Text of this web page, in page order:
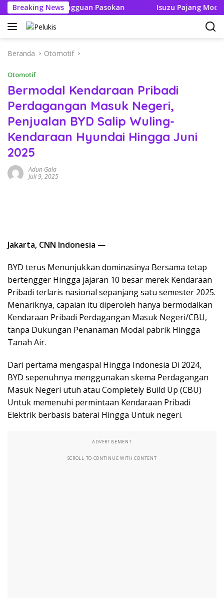
Langsung
ke
konten
Breaking News
Ada Gangguan Pasokan Isuzu Pajang Modifikasi D-
Beranda Otomotif
Otomotif
Bermodal Kendaraan Pribadi
Perdagangan Masuk Negeri,
Penjualan BYD Salip Wuling-
Kendaraan Hyundai Hingga Juni
2025
Adun Gala
Juli 9, 2025
Jakarta, CNN Indonesia —
BYD terus Menunjukkan dominasinya Bersama tetap
bertengger Hingga jajaran 10 besar merek Kendaraan
Pribadi terlaris nasional sepanjang satu semester 2025.
Menariknya, capaian itu diperoleh hanya bermodalkan
Kendaraan Pribadi Perdagangan Masuk Negeri/CBU,
tanpa Dukungan Penanaman Modal pabrik Hingga
Tanah Air.
Dari pertama mengaspal Hingga Indonesia Di 2024,
BYD sepenuhnya menggunakan skema Perdagangan
Masuk Negeri utuh atau Completely Build Up (CBU)
Untuk memenuhi permintaan Kendaraan Pribadi
Elektrik berbasis baterai Hingga Untuk negeri.
ADVERTISEMENT
SCROLL TO CONTINUE WITH CONTENT